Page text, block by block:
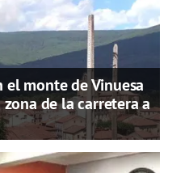
monte de Vinuesa
de la carretera a